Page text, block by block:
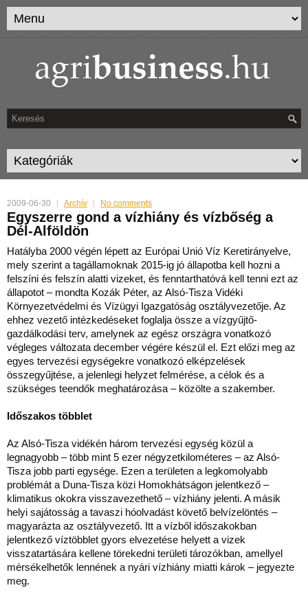
2009-06-30 Archív No comments
Egyszerre gond a vízhiány és vízbőség a
Dél-Alföldön
Hatályba 2000 végén lépett az Európai Unió Víz Keretirányelve,
mely szerint a tagállamoknak 2015-ig jó állapotba kell hozni a
felszíni és felszín alatti vizeket, és fenntarthatóvá kell tenni ezt az
állapotot – mondta Kozák Péter, az Alsó-Tisza Vidéki
Környezetvédelmi és Vízügyi Igazgatóság osztályvezetője. Az
ehhez vezető intézkedéseket foglalja össze a vízgyűjtő-
gazdálkodási terv, amelynek az egész országra vonatkozó
végleges változata december végére készül el. Ezt előzi meg az
egyes tervezési egységekre vonatkozó elképzelések
összegyűjtése, a jelenlegi helyzet felmérése, a célok és a
szükséges teendők meghatározása – közölte a szakember.
Időszakos többlet
Az Alsó-Tisza vidékén három tervezési egység közül a
legnagyobb – több mint 5 ezer négyzetkilométeres – az Alsó-
Tisza jobb parti egysége. Ezen a területen a legkomolyabb
problémát a Duna-Tisza közi Homokhátságon jelentkező –
klimatikus okokra visszavezethető – vízhiány jelenti. A másik
helyi sajátosság a tavaszi hóolvadást követő belvízelöntés –
magyarázta az osztályvezető. Itt a vízből időszakokban
jelentkező víztöbblet gyors elvezetése helyett a vizek
visszatartására kellene törekedni területi tározókban, amellyel
mérsékelhetők lennének a nyári vízhiány miatti károk – jegyezte
meg.